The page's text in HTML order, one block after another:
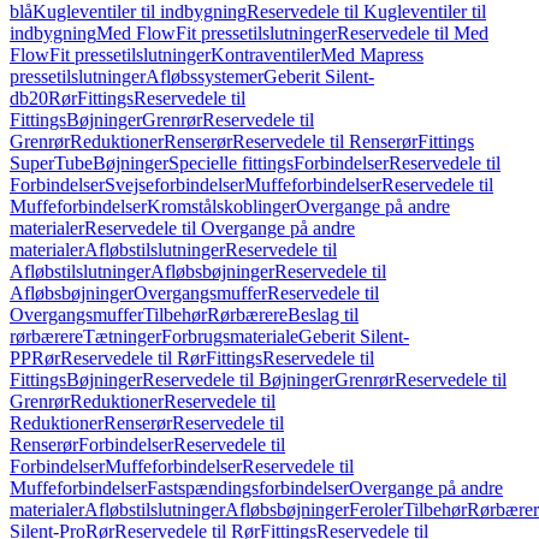
blåKugleventiler til indbygningReservedele til Kugleventiler til
indbygningMed FlowFit pressetilslutningerReservedele til Med
FlowFit pressetilslutningerKontraventilerMed Mapress
pressetilslutningerAfløbssystemerGeberit Silent-
db20RørFittingsReservedele til
FittingsBøjningerGrenrørReservedele til
GrenrørReduktionerRenserørReservedele til RenserørFittings
SuperTubeBøjningerSpecielle fittingsForbindelserReservedele til
ForbindelserSvejseforbindelserMuffeforbindelserReservedele til
MuffeforbindelserKromstålskoblingerOvergange på andre
materialerReservedele til Overgange på andre
materialerAfløbstilslutningerReservedele til
AfløbstilslutningerAfløbsbøjningerReservedele til
AfløbsbøjningerOvergangsmufferReservedele til
OvergangsmufferTilbehørRørbærereBeslag til
rørbærereTætningerForbrugsmaterialeGeberit Silent-
PPRørReservedele til RørFittingsReservedele til
FittingsBøjningerReservedele til BøjningerGrenrørReservedele til
GrenrørReduktionerReservedele til
ReduktionerRenserørReservedele til
RenserørForbindelserReservedele til
ForbindelserMuffeforbindelserReservedele til
MuffeforbindelserFastspændingsforbindelserOvergange på andre
materialerAfløbstilslutningerAfløbsbøjningerFerolerTilbehør
Silent-ProRørReservedele til RørFittingsReservedele til